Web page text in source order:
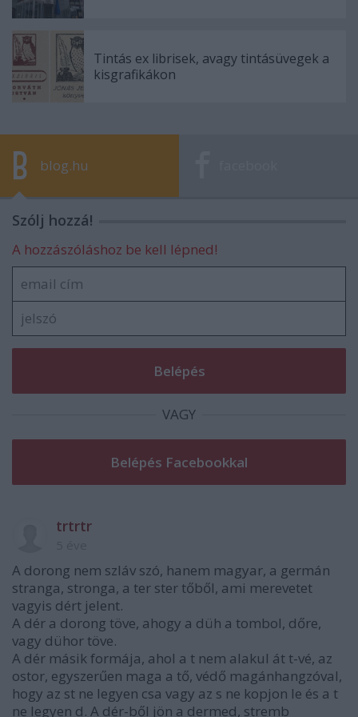
Tintás ex librisek, avagy tintásüvegek a
kisgrafikákon
blog.hu
Szólj hozzá!
A hozzászóláshoz be kell lépned!
VAGY
trtrtr
A dorong nem szláv szó, hanem magyar, a germán
stranga, stronga, a ter ster tőből, ami merevetet
vagyis dért jelent.
A dér a dorong töve, ahogy a düh a tombol, dőre,
vagy dühor töve.
A dér másik formája, ahol a t nem alakul át t-vé, az
ostor, egyszerűen maga a tő, védő magánhangzóval,
hogy az st ne legyen csa vagy az s ne kopjon le és a t
ne legyen d. A dér-ből jön a dermed, stremb